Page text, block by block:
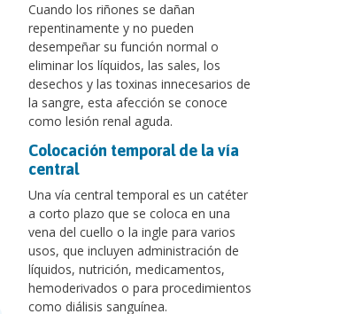
Cuando los riñones se dañan
repentinamente y no pueden
desempeñar su función normal o
eliminar los líquidos, las sales, los
desechos y las toxinas innecesarios de
la sangre, esta afección se conoce
como lesión renal aguda.
Colocación temporal de la vía
central
Una vía central temporal es un catéter
a corto plazo que se coloca en una
vena del cuello o la ingle para varios
usos, que incluyen administración de
líquidos, nutrición, medicamentos,
hemoderivados o para procedimientos
como diálisis sanguínea.